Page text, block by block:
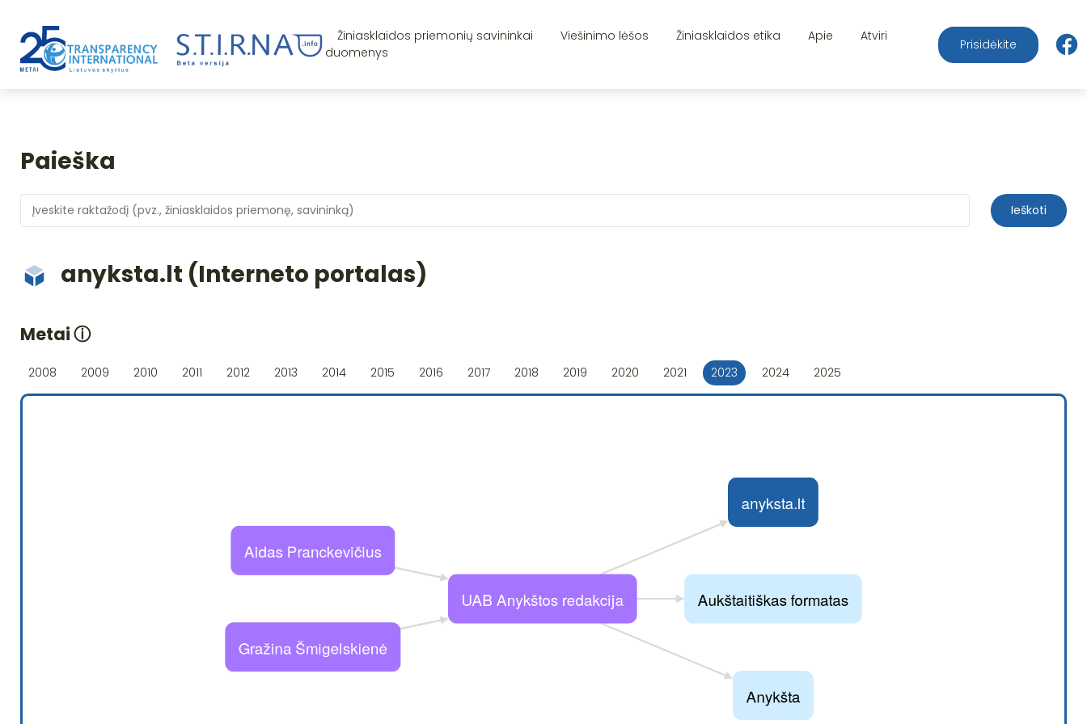
Žiniasklaidos priemonių savininkai Viešinimo lėšos Žiniasklaidos etika Apie
Atviri
duomenys
Prisidėkite
Paieška
Ieškoti
anyksta.lt (Interneto portalas)
Metaiⓘ
2008 2009 2010 2011 2012 2013 2014 2015 2016 2017 2018 2019 2020 2021 2023 2024 2025